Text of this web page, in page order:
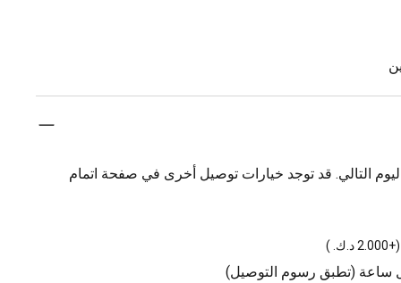
التالي. قد توجد خيارات توصيل أخرى في صفحة اتمام
(+2.000 د.ك. )
ساعة (تطبق رسوم التوصيل)